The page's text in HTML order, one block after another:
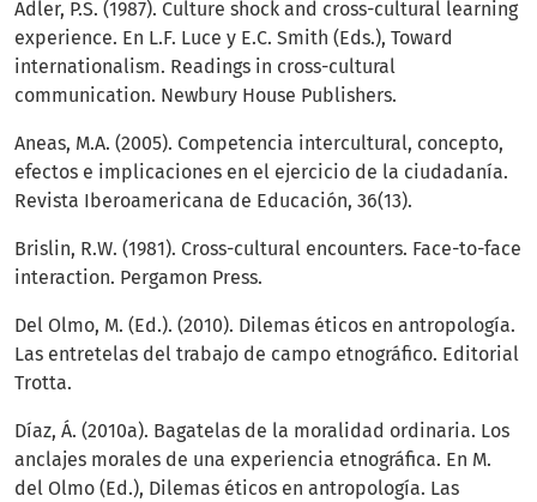
Adler, P.S. (1987). Culture shock and cross-cultural learning
experience. En L.F. Luce y E.C. Smith (Eds.), Toward
internationalism. Readings in cross-cultural
communication. Newbury House Publishers.
Aneas, M.A. (2005). Competencia intercultural, concepto,
efectos e implicaciones en el ejercicio de la ciudadanía.
Revista Iberoamericana de Educación, 36(13).
Brislin, R.W. (1981). Cross-cultural encounters. Face-to-face
interaction. Pergamon Press.
Del Olmo, M. (Ed.). (2010). Dilemas éticos en antropología.
Las entretelas del trabajo de campo etnográfico. Editorial
Trotta.
Díaz, Á. (2010a). Bagatelas de la moralidad ordinaria. Los
anclajes morales de una experiencia etnográfica. En M.
del Olmo (Ed.), Dilemas éticos en antropología. Las